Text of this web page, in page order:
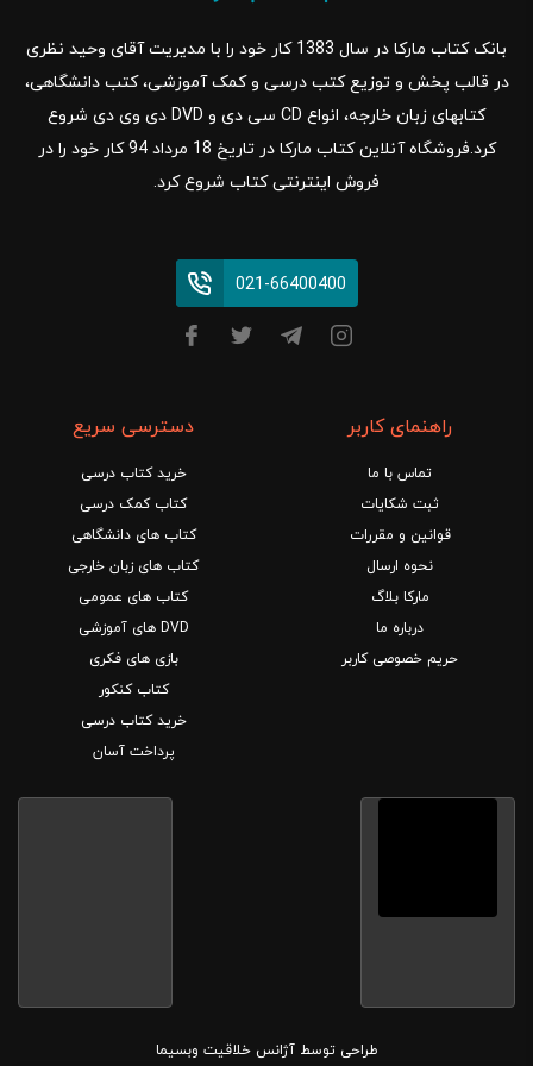
بانک کتاب مارکا در سال 1383 کار خود را با مدیریت آقای وحید نظری
در قالب پخش و توزیع کتب درسی و کمک آموزشی، کتب دانشگاهی،
کتابهای زبان خارجه، انواع CD سی دی و DVD دی وی دی شروع
کرد.فروشگاه آنلاین کتاب مارکا در تاریخ 18 مرداد 94 کار خود را در
فروش اینترنتی کتاب شروع کرد.
021-66400400
راهنمای کاربر
تماس با ما
ثبت شکایات
قوانین و مقررات
نحوه ارسال
مارکا بلاگ
درباره ما
حریم خصوصی کاربر
دسترسی سریع
خرید کتاب درسی
کتاب کمک درسی
کتاب های دانشگاهی
کتاب های زبان خارجی
کتاب های عمومی
DVD های آموزشی
بازی های فکری
کتاب کنکور
خرید کتاب درسی
پرداخت آسان
طراحی توسطآژانس خلاقیت وبسیما